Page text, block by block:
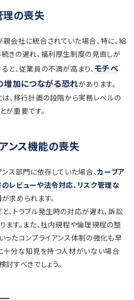
理の喪失
会社に統合されていた場合、特に、給
きの遅れ、福利厚生制度の見直しが
と、従業員の不満が高まり、モチベ
増加につながる恐れがあります。
は、移行計画の段階から実務レベルの
が重要です。
ンス機能の喪失
ス部門に依存していた場合、カーブア
レビューや法令対応、リスク管理な
が求められます。
、トラブル発生時の対応が遅れ、訴訟
ます。また、社内規程や倫理規程の整
ったコンプライアンス体制の強化も早
十分な知見を持つ人材がいない場合
すべきでしょう。